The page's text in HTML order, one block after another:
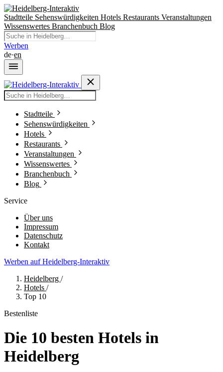
Stadtteile Sehenswürdigkeiten Hotels Restaurants Veranstaltungen
Wissenswertes Branchenbuch Blog
Werben
de·en
Stadtteile
Sehenswürdigkeiten
Hotels
Restaurants
Veranstaltungen
Wissenswertes
Branchenbuch
Blog
Service
Über uns
Impressum
Datenschutz
Kontakt
Werben auf Heidelberg-Interaktiv
Heidelberg /
Hotels /
Top 10
Bestenliste
Die 10 besten Hotels in
Heidelberg